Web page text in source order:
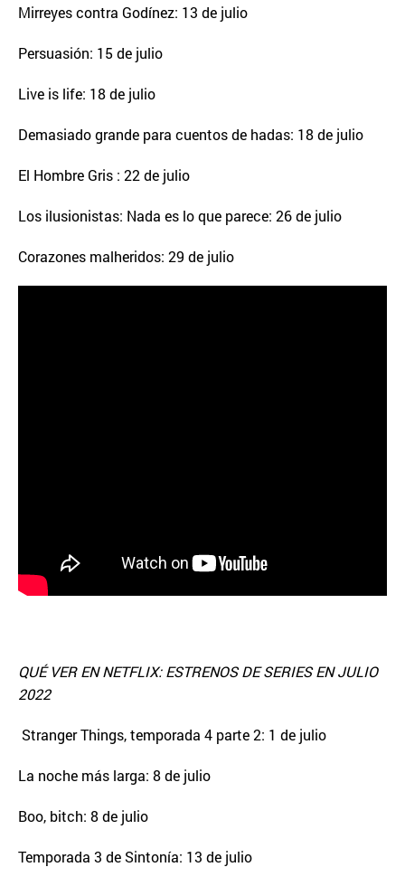
Mirreyes contra Godínez: 13 de julio
Persuasión: 15 de julio
Live is life: 18 de julio
Demasiado grande para cuentos de hadas: 18 de julio
El Hombre Gris : 22 de julio
Los ilusionistas: Nada es lo que parece: 26 de julio
Corazones malheridos: 29 de julio
QUÉ VER EN NETFLIX: ESTRENOS DE SERIES EN JULIO
2022
Stranger Things, temporada 4 parte 2: 1 de julio
La noche más larga: 8 de julio
Boo, bitch: 8 de julio
Temporada 3 de Sintonía: 13 de julio